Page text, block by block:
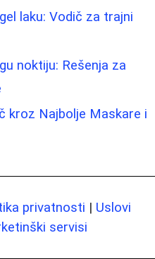
laku: Vodič za trajni
noktiju: Rešenja za
kroz Najbolje Maskare i
privatnosti | Uslovi
servisi